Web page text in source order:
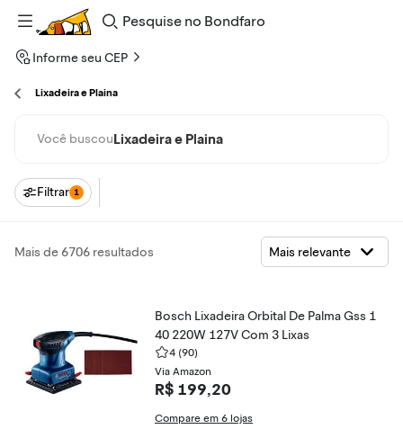
Pesquise
Bondfaro
Informe seu CEP
Lixadeira e Plaina
Você buscouLixadeira e Plaina
Filtrar 1
Mais de 6706 resultados
Bosch Lixadeira Orbital De Palma Gss 1
40 220W 127V Com 3 Lixas
4 (90)
Via Amazon
R$ 199,20
Compare em 6 lojas